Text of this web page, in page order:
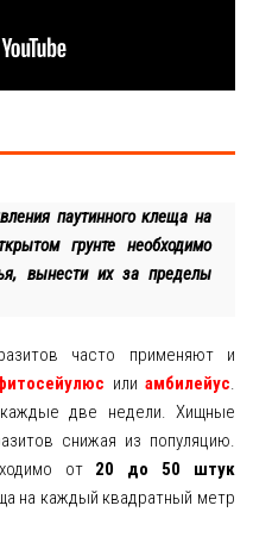
паутинного клеща на
грунте необходимо
вынести их за пределы
часто применяют и
илиамбилейус.
две недели. Хищные
снижая из популяцию.
от20 до 50 штук
на каждый квадратный метр